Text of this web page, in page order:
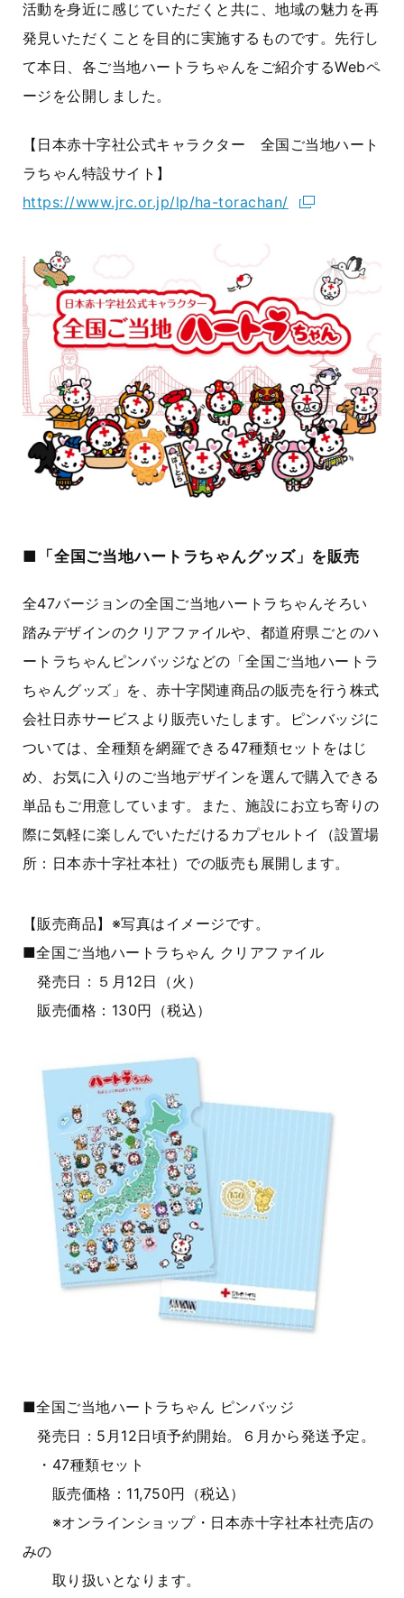
活動を身近に感じていただくと共に、地域の魅力を再
発見いただくことを目的に実施するものです。先行し
て本日、各ご当地ハートラちゃんをご紹介するWebペ
ージを公開しました。
【日本赤十字社公式キャラクター 全国ご当地ハート
ラちゃん特設サイト】
https://www.jrc.or.jp/lp/ha-torachan/
■「全国ご当地ハートラちゃんグッズ」を販売
全47バージョンの全国ご当地ハートラちゃんそろい
踏みデザインのクリアファイルや、都道府県ごとのハ
ートラちゃんピンバッジなどの「全国ご当地ハートラ
ちゃんグッズ」を、赤十字関連商品の販売を行う株式
会社日赤サービスより販売いたします。ピンバッジに
ついては、全種類を網羅できる47種類セットをはじ
め、お気に入りのご当地デザインを選んで購入できる
単品もご用意しています。また、施設にお立ち寄りの
際に気軽に楽しんでいただけるカプセルトイ（設置場
所：日本赤十字社本社）での販売も展開します。
【販売商品】※写真はイメージです。
■全国ご当地ハートラちゃん クリアファイル
発売日：５月12日（火）
販売価格：130円（税込）
■全国ご当地ハートラちゃん ピンバッジ
発売日：5月12日頃予約開始。６月から発送予定。
・ 47種類セット
販売価格： 11,750円（税込）
※オンラインショップ・日本赤十字社本社売店の
みの
取り扱いとなります。